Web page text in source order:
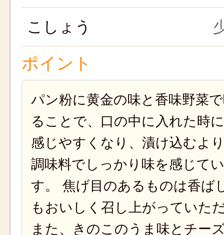
こしょう
ポイント
パン粉に黄金の味と香味野菜
ることで、口の中に入れた時
感じやすくなり、漬け込むよ
調味料でしっかり味を感じて
す。 焦げ目のあるものは香ば
もおいしく召し上がっていた
また、きのこのうま味とチー